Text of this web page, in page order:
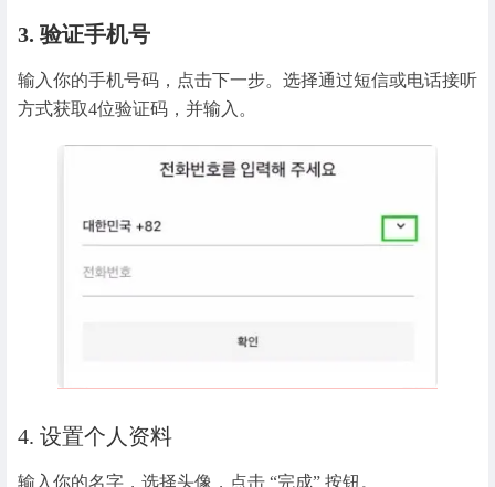
3. 验证手机号
输入你的手机号码，点击下一步。选择通过短信或电话接听
方式获取4位验证码，并输入。
4. 设置个人资料
输入你的名字，选择头像，点击 “完成” 按钮。